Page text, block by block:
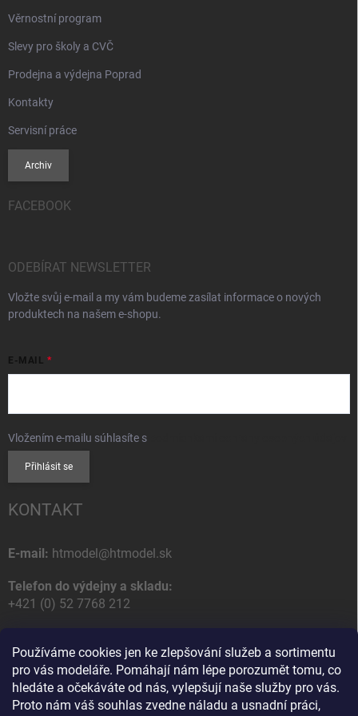
Používáme cookies jen ke zlepšování služeb a sortimentu
pro vás modeláře. Pomáhají nám lépe porozumět tomu, co
hledáte a očekáváte od nás, vylepšují naše služby pro vás.
Proto nám váš souhlas zvedne náladu a usnadní práci,
Věrnostní program
Slevy pro školy a CVČ
Prodejna a výdejna Poprad
Kontakty
Servisní práce
Archiv
FACEBOOK
ODEBÍRAT NEWSLETTER
Vložte svůj e-mail a my vám budeme zasílat informace o nových
produktech na našem e-shopu.
E-MAIL
Vložením e-mailu súhlasíte s
Přihlásit se
KONTAKT
E-mail: htmodel@htmodel.sk
Telefon do výdejny a skladu:
+421 (0) 52 7768 212
HT model
Na letisko 49
058 01 Poprad
Slovenská Republika